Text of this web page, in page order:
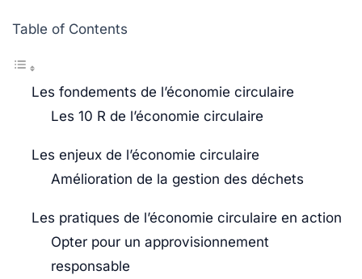
Table of Contents
Les fondements de l’économie circulaire
Les 10 R de l’économie circulaire
Les enjeux de l’économie circulaire
Amélioration de la gestion des déchets
Les pratiques de l’économie circulaire en action
Opter pour un approvisionnement
responsable